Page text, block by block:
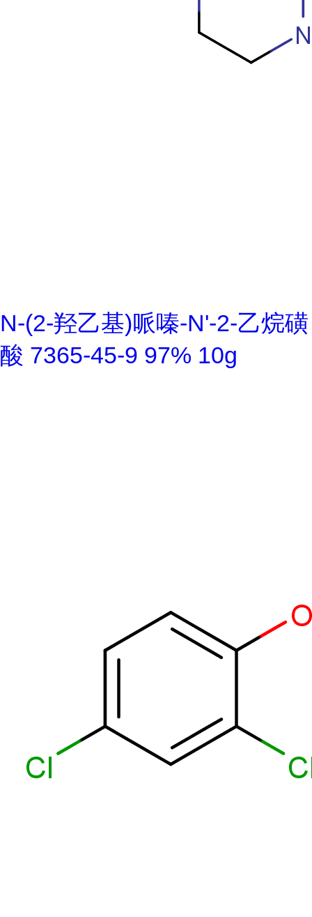
N-(2-羟乙基)哌嗪-N'-2-乙烷磺
酸 7365-45-9 97% 10g